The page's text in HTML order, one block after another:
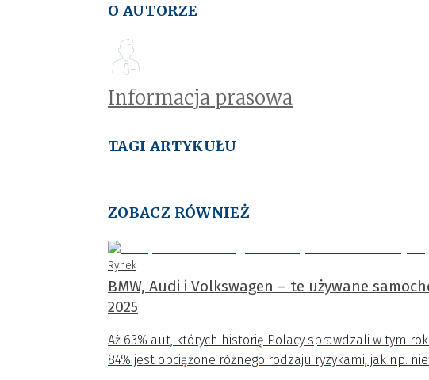
O AUTORZE
Informacja prasowa
TAGI ARTYKUŁU
ZOBACZ RÓWNIEŻ
Rynek
BMW, Audi i Volkswagen – te używane
2025
Aż 63% aut, których historię Polacy sprawdzali w tym
84% jest obciążone różnego rodzaju ryzykami, jak np.